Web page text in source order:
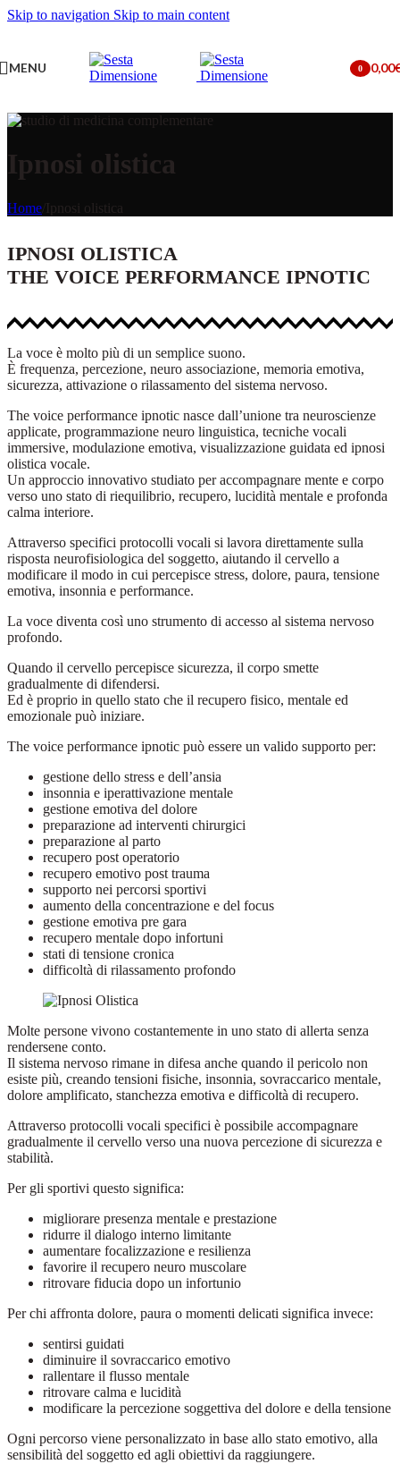
Skip to navigation Skip to main content
MENU
0
0,00
Ipnosi olistica
Home Ipnosi olistica
IPNOSI OLISTICA
THE VOICE PERFORMANCE IPNOTIC
La voce è molto più di un semplice suono.
È frequenza, percezione, neuro associazione, memoria emotiva,
sicurezza, attivazione o rilassamento del sistema nervoso.
The voice performance ipnotic nasce dall’unione tra neuroscienze
applicate, programmazione neuro linguistica, tecniche vocali
immersive, modulazione emotiva, visualizzazione guidata ed ipnosi
olistica vocale.
Un approccio innovativo studiato per accompagnare mente e corpo
verso uno stato di riequilibrio, recupero, lucidità mentale e profonda
calma interiore.
Attraverso specifici protocolli vocali si lavora direttamente sulla
risposta neurofisiologica del soggetto, aiutando il cervello a
modificare il modo in cui percepisce stress, dolore, paura, tensione
emotiva, insonnia e performance.
La voce diventa così uno strumento di accesso al sistema nervoso
profondo.
Quando il cervello percepisce sicurezza, il corpo smette
gradualmente di difendersi.
Ed è proprio in quello stato che il recupero fisico, mentale ed
emozionale può iniziare.
The voice performance ipnotic può essere un valido supporto per:
gestione dello stress e dell’ansia
insonnia e iperattivazione mentale
gestione emotiva del dolore
preparazione ad interventi chirurgici
preparazione al parto
recupero post operatorio
recupero emotivo post trauma
supporto nei percorsi sportivi
aumento della concentrazione e del focus
gestione emotiva pre gara
recupero mentale dopo infortuni
stati di tensione cronica
difficoltà di rilassamento profondo
Molte persone vivono costantemente in uno stato di allerta senza
rendersene conto.
Il sistema nervoso rimane in difesa anche quando il pericolo non
esiste più, creando tensioni fisiche, insonnia, sovraccarico mentale,
dolore amplificato, stanchezza emotiva e difficoltà di recupero.
Attraverso protocolli vocali specifici è possibile accompagnare
gradualmente il cervello verso una nuova percezione di sicurezza e
stabilità.
Per gli sportivi questo significa:
migliorare presenza mentale e prestazione
ridurre il dialogo interno limitante
aumentare focalizzazione e resilienza
favorire il recupero neuro muscolare
ritrovare fiducia dopo un infortunio
Per chi affronta dolore, paura o momenti delicati significa invece:
sentirsi guidati
diminuire il sovraccarico emotivo
rallentare il flusso mentale
ritrovare calma e lucidità
modificare la percezione soggettiva del dolore e della tensione
Ogni percorso viene personalizzato in base allo stato emotivo, alla
sensibilità del soggetto ed agli obiettivi da raggiungere.